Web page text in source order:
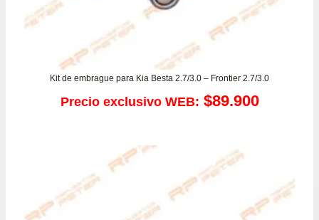
Kit de embrague para Kia Besta 2.7/3.0 – Frontier 2.7/3.0
Precio exclusivo WEB: $89.900